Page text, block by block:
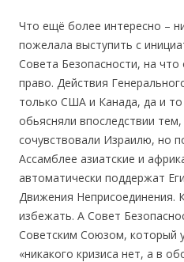
Что ещё более интересно –
пожелала выступить с
Совета Безопасности, на
право. Действия
только США и Канада, да и
обьясняли впоследствии
сочувствовали Израилю, но
Ассамблее азиатские и
автоматически поддержат
Движения Неприсоединения.
избежать. А Совет
Советским Союзом, который
«никакого кризиса нет, а в